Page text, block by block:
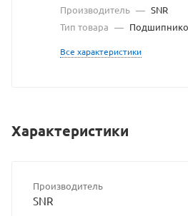
Производитель — SNR
Тип товара —
Все характеристики
Характеристики
Производитель
SNR